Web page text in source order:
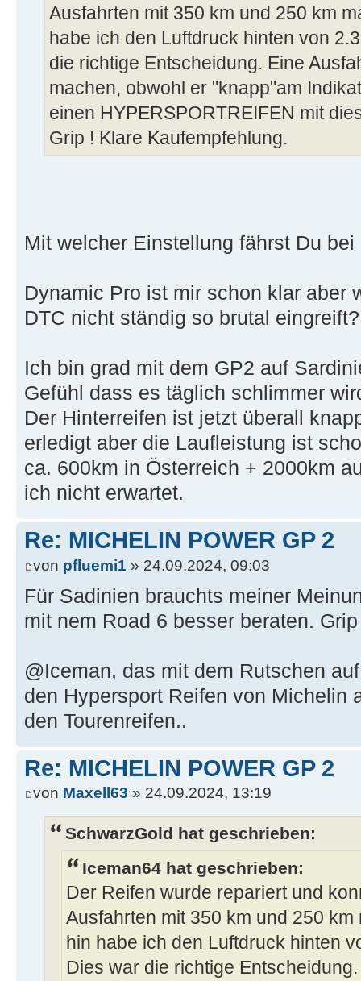
Ausfahrten mit 350 km und 250 km
habe ich den Luftdruck hinten von
die richtige Entscheidung. Eine
machen, obwohl er "knapp"am
einen HYPERSPORTREIFEN mit
Grip ! Klare Kaufempfehlung.
Mit welcher Einstellung fährst Du bei
Dynamic Pro ist mir schon klar aber
DTC nicht ständig so brutal eingreift?
Ich bin grad mit dem GP2 auf
Gefühl dass es täglich schlimmer
Der Hinterreifen ist jetzt überall
erledigt aber die Laufleistung ist
ca. 600km in Österreich + 2000km
ich nicht erwartet.
Re: MICHELIN POWER GP 2
von pfluemi1 » 24.09.2024, 09:03
Für Sadinien brauchts meiner
mit nem Road 6 besser beraten.
@Iceman, das mit dem Rutschen
den Hypersport Reifen von Michelin
den Tourenreifen..
Re: MICHELIN POWER GP 2
von Maxell63 » 24.09.2024, 13:19
SchwarzGold hat geschrieben:
Iceman64 hat geschrieben:
Der Reifen wurde repariert und
Ausfahrten mit 350 km und 250
hin habe ich den Luftdruck hinten
Dies war die richtige